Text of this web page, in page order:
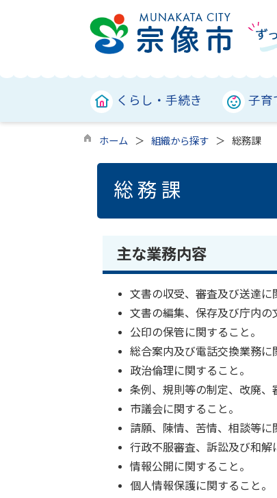
くらし・手続き 子育
ホーム 組織から探す 総務課
総務課
主な業務内容
文書の収受、審査及び送達に
文書の編集、保存及び庁内の
公印の保管に関すること。
総合案内及び電話交換業務に
政治倫理に関すること。
条例、規則等の制定、改廃、
市議会に関すること。
請願、陳情、苦情、相談等に
行政不服審査、訴訟及び和解
情報公開に関すること。
個人情報保護に関すること。